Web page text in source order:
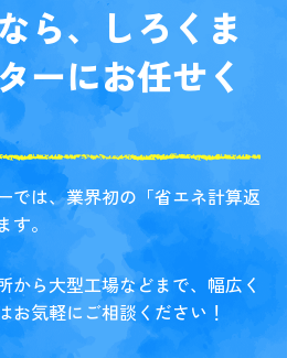
ら、しろくま
ーにお任せく
では、業界初の「省エネ計算返
。
から大型工場などまで、幅広く
お気軽にご相談ください！